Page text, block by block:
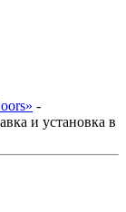
-
и установка в